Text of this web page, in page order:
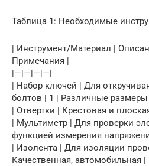
Таблица 1: Необходимые
| Инструмент/Материал |
Примечания |
|—|—|—|—|
| Набор ключей | Для
болтов | 1 | Различные размеры
| Отвертки | Крестовая и
| Мультиметр | Для проверки
функцией измерения
| Изолента | Для изоляции
Качественная, автомобильная |